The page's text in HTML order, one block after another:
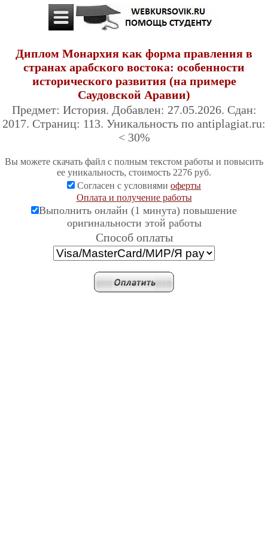
Диплом Монархия как форма правления в
странах арабского востока: особенности
исторического развития (на примере
Саудовской Аравии)
Предмет: История. Добавлен: 27.05.2026. Сдан:
2017. Страниц: 113. Уникальность по antiplagiat.ru:
< 30%
Вы можете скачать файл с полным текстом работы и повысить
ее уникальность, стоимость 2276 руб.
Согласен с условиями оферты
Оплата и получение работы
Выполнить онлайн (1 минута) повышение
оригинальности этой работы
Cпособ оплаты